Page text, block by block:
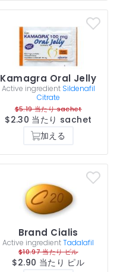
Kamagra Oral Jelly
Active ingredient Sildenafil
Citrate
$5.19 当たり sachet
$2.30 当たり sachet
加える
Brand Cialis
Active ingredientTadalafil
$10.97 当たり ピル
$2.90 当たり ピル